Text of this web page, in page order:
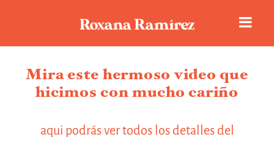
Mira este hermoso video que
hicimos con mucho cariño
aqui podrás ver todos los detalles del
Historias de amor